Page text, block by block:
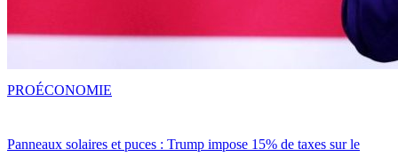
Panneaux solaires et puces : Trump impose 15% de taxes sur le
PROÉCONOMIE